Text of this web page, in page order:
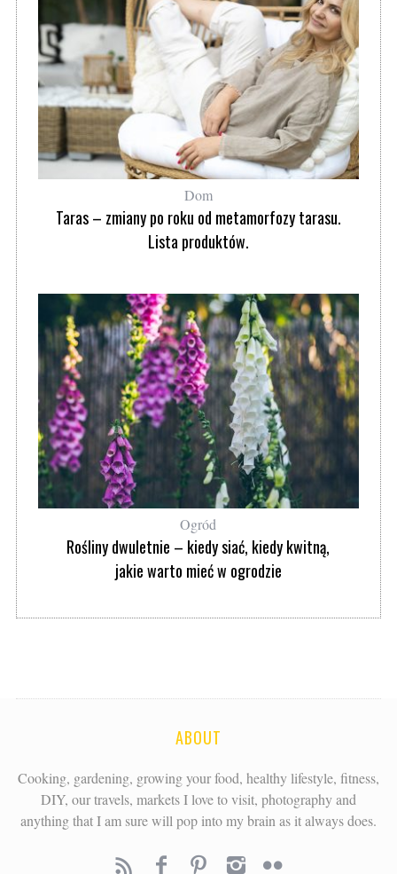
Dom
Taras – zmiany po roku od metamorfozy tarasu.
Lista produktów.
Ogród
Rośliny dwuletnie – kiedy siać, kiedy kwitną,
jakie warto mieć w ogrodzie
ABOUT
Cooking, gardening, growing your food, healthy lifestyle, fitness,
DIY, our travels, markets I love to visit, photography and
anything that I am sure will pop into my brain as it always does.